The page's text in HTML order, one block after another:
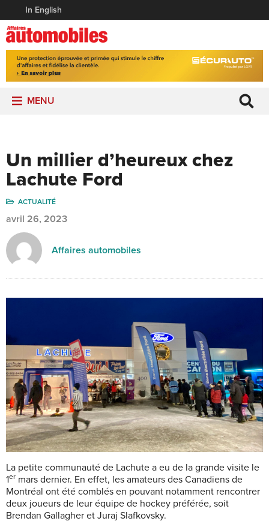
In English
MENU
Un millier d’heureux chez
Lachute Ford
ACTUALITÉ
avril 26, 2023
Affaires automobiles
La petite communauté de Lachute a eu de la grande visite le
1er mars dernier. En effet, les amateurs des Canadiens de
Montréal ont été comblés en pouvant notamment rencontrer
deux joueurs de leur équipe de hockey préférée, soit
Brendan Gallagher et Juraj Slafkovsky.